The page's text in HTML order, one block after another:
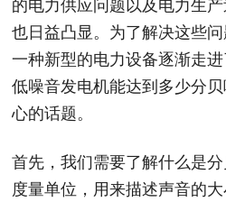
的电力供应问题以及电力生
也日益凸显。为了解决这些
一种新型的电力设备逐渐走
低噪音发电机能达到多少分
心的话题。
首先，我们需要了解什么是
度量单位，用来描述声音的